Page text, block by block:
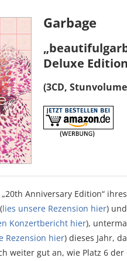
Garbage
Deluxe
(3CD,
Anniversary Edition“
lies unsere Rezension hier)
Konzertbericht hier),
Rezension hier) dieses Jahr,
weiter gut an, wie Platz 6